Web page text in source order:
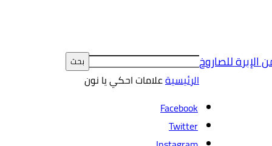
الإبرة للصاروخ
الرئيسيةعلاماتاحكي يا نون
Facebook
Twitter